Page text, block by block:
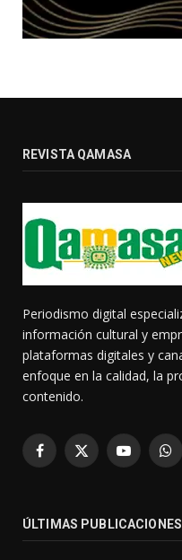
REVISTA QAMASA
Periodismo digital
información cultural y
plataformas digitales y
enfoque en la calidad, la
contenido.
Facebook
X
YouTube
ÚLTIMAS PUBLICACIONES